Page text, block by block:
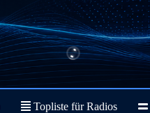
Topliste für Radios